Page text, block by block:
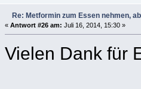
Re: Metformin zum Essen nehmen,
« Antwort #26 am: Juli 16, 2014, 15:30 »
Vielen Dank für